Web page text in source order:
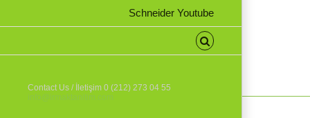
Schneider Youtube
Contact Us / İletişim 0 (212) 273 04 55
info@irmaktanitim.com